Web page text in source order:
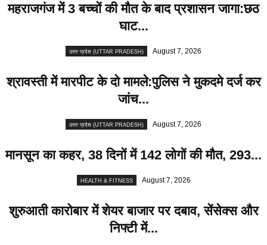
महराजगंज में 3 बच्चों की मौत के बाद प्रशासन जागा:छठ
घाट...
उत्तर प्रदेश (UTTAR PRADESH) August 7, 2026
श्रावस्ती में मारपीट के दो मामले:पुलिस ने मुकदमे दर्ज कर
जांच...
उत्तर प्रदेश (UTTAR PRADESH) August 7, 2026
मानसून का कहर, 38 दिनों में 142 लोगों की मौत, 293...
HEALTH & FITNESS August 7, 2026
शुरुआती कारोबार में शेयर बाजार पर दबाव, सेंसेक्स और
निफ्टी में...